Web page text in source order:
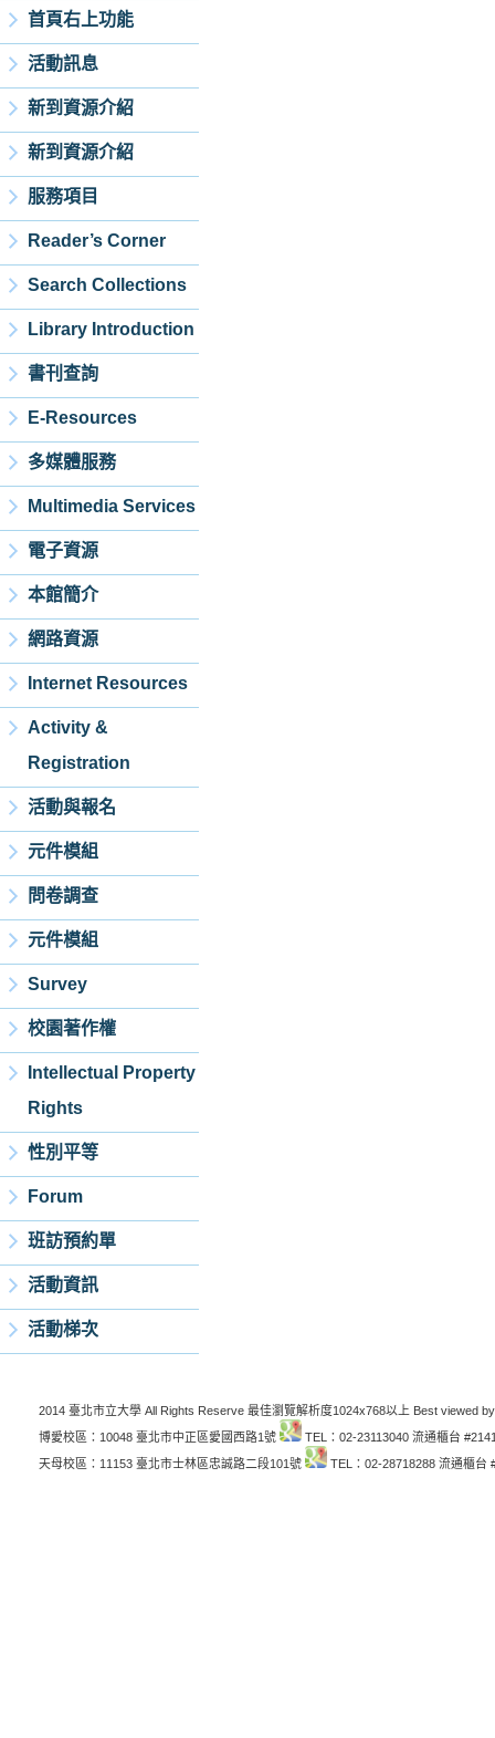
首頁右上功能
活動訊息
新到資源介紹
新到資源介紹
服務項目
Reader’s Corner
Search Collections
Library Introduction
書刊查詢
E-Resources
多媒體服務
Multimedia Services
電子資源
本館簡介
網路資源
Internet Resources
Activity &
Registration
活動與報名
元件模組
問卷調查
元件模組
Survey
校園著作權
Intellectual Property
Rights
性別平等
Forum
班訪預約單
活動資訊
活動梯次
2014 臺北市立大學 All Rights Reserve 最佳瀏覽解析度1024x768以上 Best viewed
博愛校區：10048 臺北市中正區愛國西路1號
TEL：02-23113040 流通櫃台
天母校區：11153 臺北市士林區忠誠路二段101號
TEL：02-28718288 流通櫃台